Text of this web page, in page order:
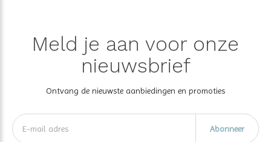
Meld je aan voor onze
nieuwsbrief
Ontvang de nieuwste aanbiedingen en promoties
Abonneer